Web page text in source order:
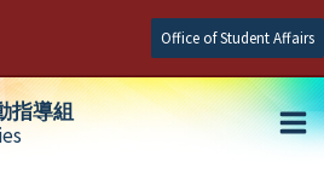
Office of Student Affairs
指導組